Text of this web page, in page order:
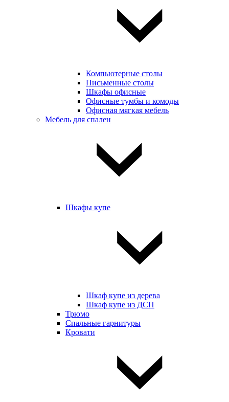
Компьютерные столы
Письменные столы
Шкафы офисные
Офисные тумбы и комоды
Офисная мягкая мебель
Мебель для спален
Шкафы купе
Шкаф купе из дерева
Шкаф купе из ДСП
Трюмо
Спальные гарнитуры
Кровати